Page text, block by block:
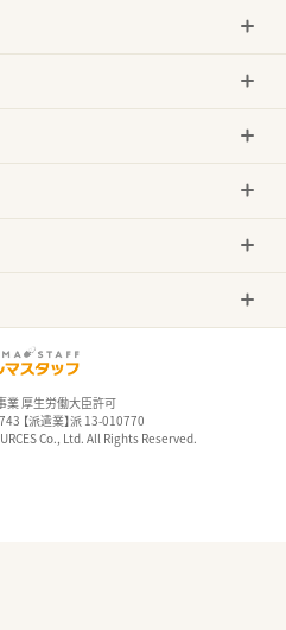
業 厚生労働大臣許可
【派遣業】派 13-010770
Co., Ltd. All Rights Reserved.